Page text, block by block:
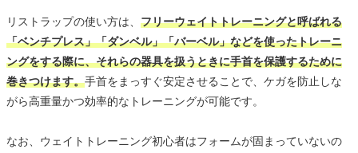
リストラップの使い方は、 フリーウェイトトレーニングと呼ばれる
「ベンチプレス」「ダンベル」「バーベル」などを使ったトレーニ
ングをする際に、それらの器具を扱うときに手首を保護するために
巻きつけます。手首をまっすぐ安定させることで、ケガを防止しな
がら高重量かつ効率的なトレーニングが可能です。
なお、ウェイトトレーニング初心者はフォームが固まっていないの